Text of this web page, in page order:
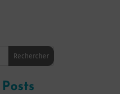
Rechercher